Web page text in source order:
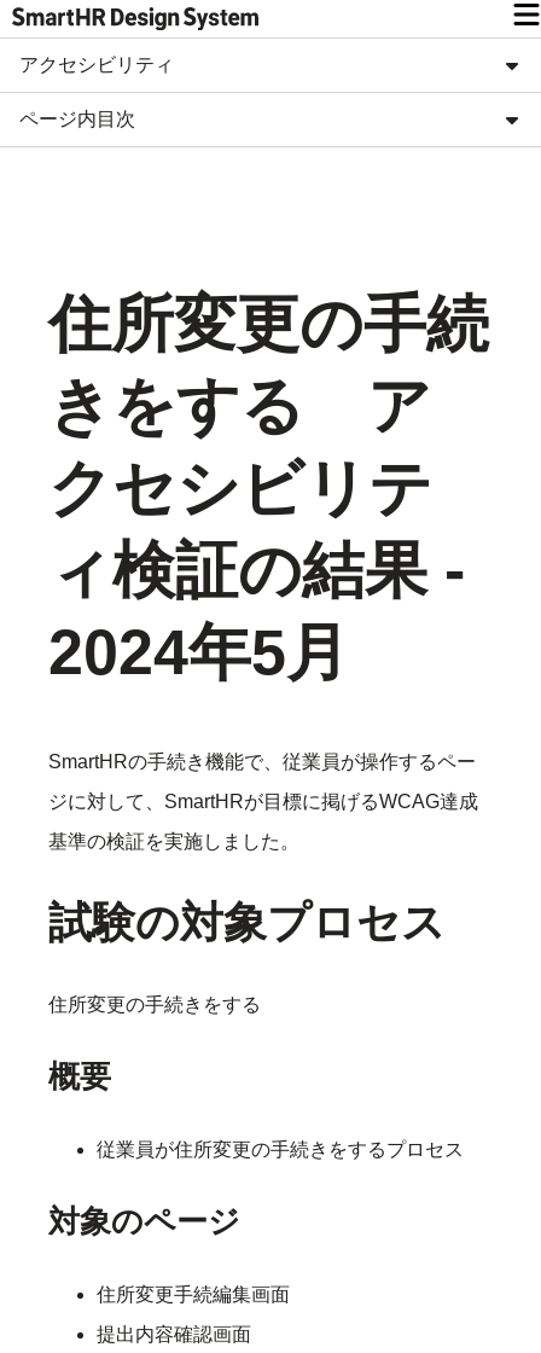
アクセシビリティ
ページ内目次
住所変更の手続
きをする ア
クセシビリテ
ィ検証の結果 -
2024年5月
SmartHRの手続き機能で、従業員が操作するペー
ジに対して、SmartHRが目標に掲げるWCAG達成
基準の検証を実施しました。
試験の対象プロセス
住所変更の手続きをする
概要
従業員が住所変更の手続きをするプロセス
対象のページ
住所変更手続編集画面
提出内容確認画面